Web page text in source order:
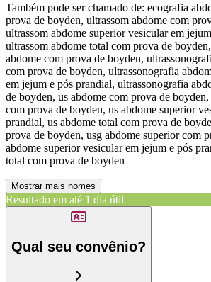
Também pode ser chamado de: ecografia
prova de boyden, ultrassom abdome com
ultrassom abdome superior vesicular em
ultrassom abdome total com prova de
abdome com prova de boyden,
com prova de boyden, ultrassonografia
em jejum e pós prandial, ultrassonografia
de boyden, us abdome com prova de
com prova de boyden, us abdome superior
prandial, us abdome total com prova de
prova de boyden, usg abdome superior com
abdome superior vesicular em jejum e pós
total com prova de boyden
Mostrar mais nomes
Resultado em até 1 dia útil
Qual seu convênio?